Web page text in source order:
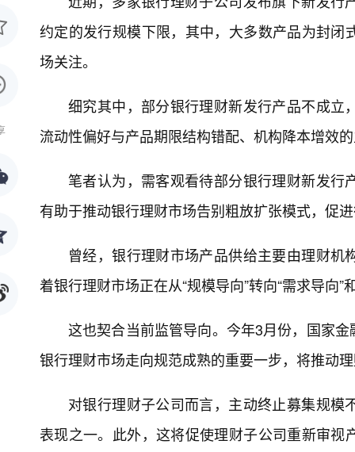
约定的发行规模下限，其中，大多数产品为封
场关注。
细究其中，部分银行理财新发行产品不成
流动性偏好与产品期限结构错配、机构降本增效
笔者认为，需客观看待部分银行理财新发
有助于推动银行理财市场告别粗放扩张模式，促
曾经，银行理财市场产品供给主要由理财
着银行理财市场正在从“规模导向”转向“需求导向”
这也契合当前监管导向。今年3月份，国家
银行理财市场走向规范成熟的重要一步，将推动
对银行理财子公司而言，主动终止募集规
表现之一。此外，这将促使理财子公司重新审